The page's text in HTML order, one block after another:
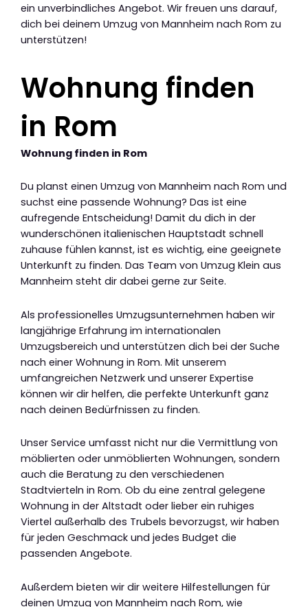
ein unverbindliches Angebot. Wir freuen uns darauf,
dich bei deinem Umzug von Mannheim nach Rom zu
unterstützen!
Wohnung finden
in Rom
Wohnung finden in Rom
Du planst einen Umzug von Mannheim nach Rom und
suchst eine passende Wohnung? Das ist eine
aufregende Entscheidung! Damit du dich in der
wunderschönen italienischen Hauptstadt schnell
zuhause fühlen kannst, ist es wichtig, eine geeignete
Unterkunft zu finden. Das Team von Umzug Klein aus
Mannheim steht dir dabei gerne zur Seite.
Als professionelles Umzugsunternehmen haben wir
langjährige Erfahrung im internationalen
Umzugsbereich und unterstützen dich bei der Suche
nach einer Wohnung in Rom. Mit unserem
umfangreichen Netzwerk und unserer Expertise
können wir dir helfen, die perfekte Unterkunft ganz
nach deinen Bedürfnissen zu finden.
Unser Service umfasst nicht nur die Vermittlung von
möblierten oder unmöblierten Wohnungen, sondern
auch die Beratung zu den verschiedenen
Stadtvierteln in Rom. Ob du eine zentral gelegene
Wohnung in der Altstadt oder lieber ein ruhiges
Viertel außerhalb des Trubels bevorzugst, wir haben
für jeden Geschmack und jedes Budget die
passenden Angebote.
Außerdem bieten wir dir weitere Hilfestellungen für
deinen Umzug von Mannheim nach Rom, wie